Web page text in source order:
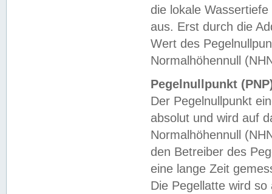
die lokale
aus. Erst durch die
Wert des
Normalhöhennull
Pegelnullpunkt
Der Pegelnullpunkt
absolut und wird auf
Normalhöhennull
den Betreiber des
eine lange Zeit
Die Pegellatte wird